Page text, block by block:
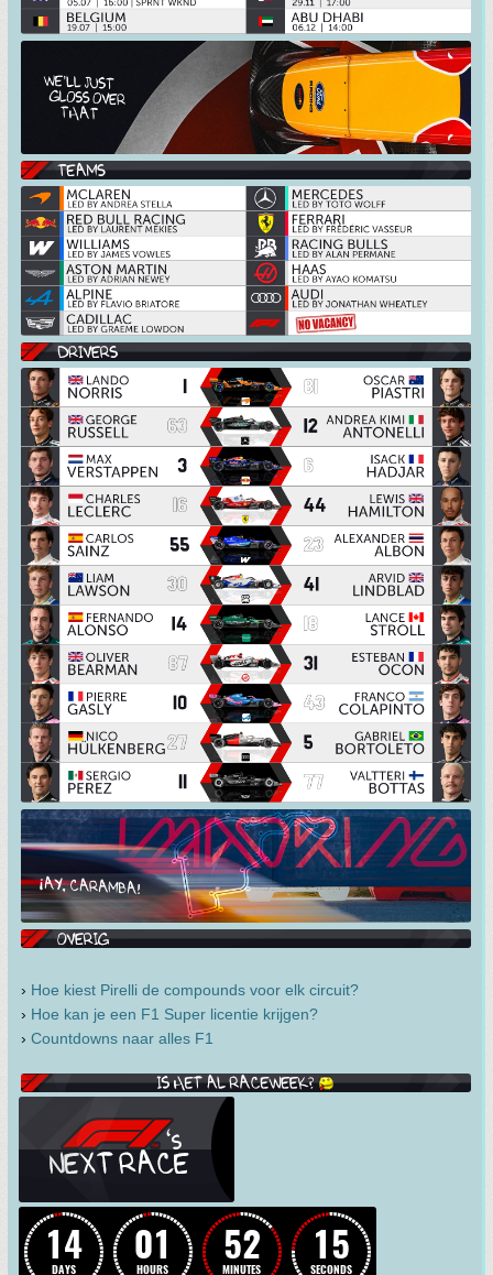
› Hoe kiest Pirelli de compounds voor elk circuit?
› Hoe kan je een F1 Super licentie krijgen?
› Countdowns naar alles F1